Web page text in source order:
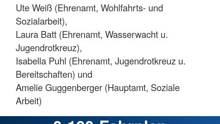
Ute Weiß (Ehrenamt, Wohlfahrts- und
Sozialarbeit),
Laura Batt (Ehrenamt, Wasserwacht u.
Jugendrotkreuz),
Isabella Puhl (Ehrenamt, Jugendrotkreuz u.
Bereitschaften) und
Amelie Guggenberger (Hauptamt, Soziale
Arbeit)